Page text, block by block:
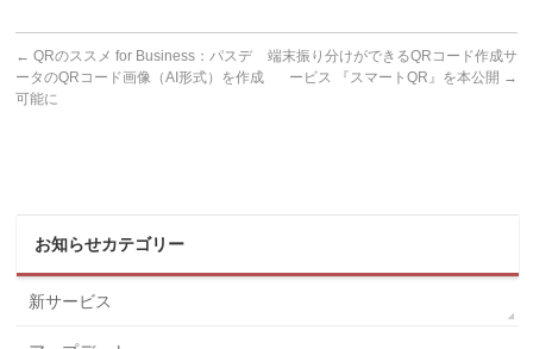
← QRのススメ for Business：パスデ
ータのQRコード画像（AI形式）を作成
可能に
端末振り分けができるQRコード作成サ
ービス 『スマートQR』を本公開 →
お知らせカテゴリー
新サービス